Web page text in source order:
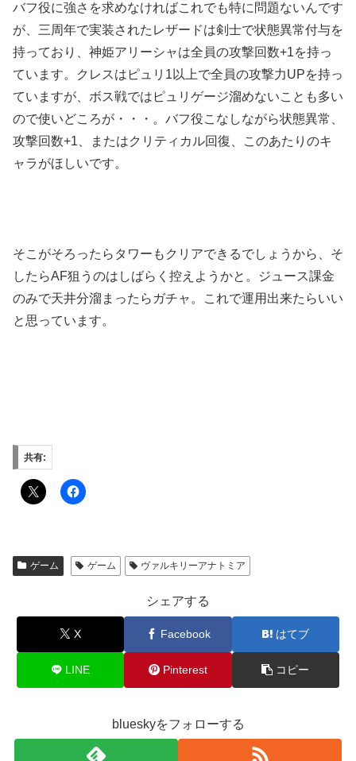
バフ役に強さを求めなければこれでも特に問題ないんです
が、三周年で実装されたレザードは剣士で状態異常付与を
持っており、神姫アリーシャは全員の攻撃回数+1を持っ
ています。クレスはピュリ1以上で全員の攻撃力UPを持っ
ていますが、ボス戦ではピュリゲージ溜めないことも多い
ので使いどころが・・・。バフ役こなしながら状態異常、
攻撃回数+1、またはクリティカル回復、このあたりのキ
ャラがほしいです。
そこがそろったらタワーもクリアできるでしょうから、そ
したらAF狙うのはしばらく控えようかと。ジュース課金
のみで天井分溜まったらガチャ。これで運用出来たらいい
と思っています。
共有:
ゲーム ゲーム ヴァルキリーアナトミア
シェアする
X Facebook はてブ
LINE Pinterest コピー
blueskyをフォローする